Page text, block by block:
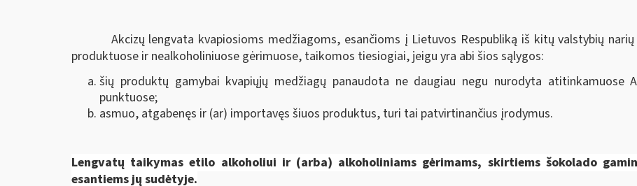
Akcizų lengvata kvapiosioms medžiagoms, esančioms į Lietuvos Respubliką iš kitų valstybių
produktuose ir nealkoholiniuose gėrimuose, taikomos tiesiogiai, jeigu yra abi šios sąlygos:
šių produktų gamybai kvapiųjų medžiagų panaudota ne daugiau negu nurodyta atitinkamuose
punktuose;
asmuo, atgabenęs ir (ar) importavęs šiuos produktus, turi tai patvirtinančius įrodymus.
Lengvatų taikymas etilo alkoholiui ir (arba) alkoholiniams gėrimams, skirtiemsšokolado
esantiems jų sudėtyje.